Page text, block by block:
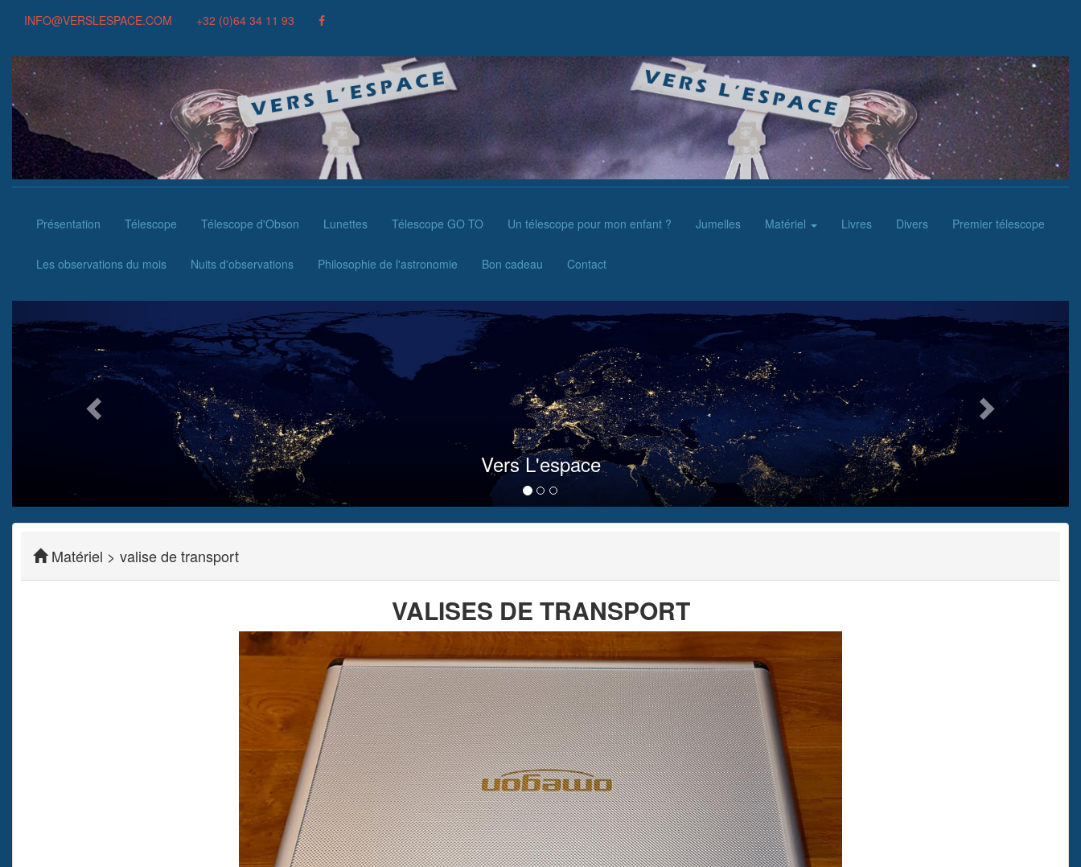
INFO@VERSLESPACE.COM +32 (0)64 34 11 93
Présentation (current)Télescope Télescope d'Obson Lunettes Télescope GO TO Un télescope pour mon enfant ? Jumelles Matériel Livres Divers Premier télescope
Les observations du mois Nuits d'observations Philosophie de l'astronomie Bon cadeau Contact
Vers L'espace
Matériel > valise de transport
VALISES DE TRANSPORT